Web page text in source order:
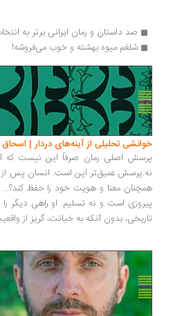
صد داستان و رمان ایرانی برتر به
شلغم میوه بهشته و خوب می‌فروشه!
خوانشی تحلیلی از آینه‌های دردار |
پرسش اصلی رمان صرفاً این نیست که
نه.پرسش عمیق‌تر این است: انسان پس
همچنان معنا و هویت خود را حفظ کند؟...
پیروزی است و نه تسلیم. او راهی دیگر
تاریخی، بدون آنکه به خیانت، گریز از